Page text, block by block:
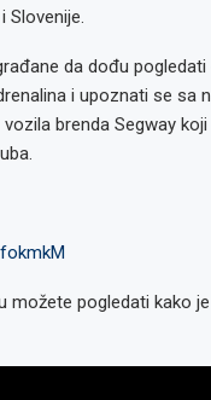
Slovenije.
da dođu pogledati
i upoznati se sa
brenda Segway
možete pogledati kako